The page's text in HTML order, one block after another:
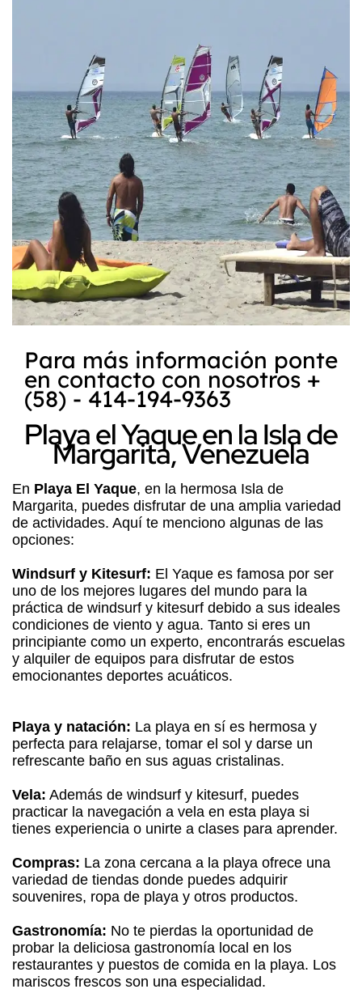
Para más información ponte
en contacto con nosotros +
(58) - 414-194-9363
Playa el Yaque en la Isla de
Margarita, Venezuela
En Playa El Yaque, en la hermosa Isla de
Margarita, puedes disfrutar de una amplia variedad
de actividades. Aquí te menciono algunas de las
opciones:
Windsurf y Kitesurf: El Yaque es famosa por ser
uno de los mejores lugares del mundo para la
práctica de windsurf y kitesurf debido a sus ideales
condiciones de viento y agua. Tanto si eres un
principiante como un experto, encontrarás escuelas
y alquiler de equipos para disfrutar de estos
emocionantes deportes acuáticos.
Playa y natación: La playa en sí es hermosa y
perfecta para relajarse, tomar el sol y darse un
refrescante baño en sus aguas cristalinas.
Vela: Además de windsurf y kitesurf, puedes
practicar la navegación a vela en esta playa si
tienes experiencia o unirte a clases para aprender.
Compras: La zona cercana a la playa ofrece una
variedad de tiendas donde puedes adquirir
souvenires, ropa de playa y otros productos.
Gastronomía: No te pierdas la oportunidad de
probar la deliciosa gastronomía local en los
restaurantes y puestos de comida en la playa. Los
mariscos frescos son una especialidad.